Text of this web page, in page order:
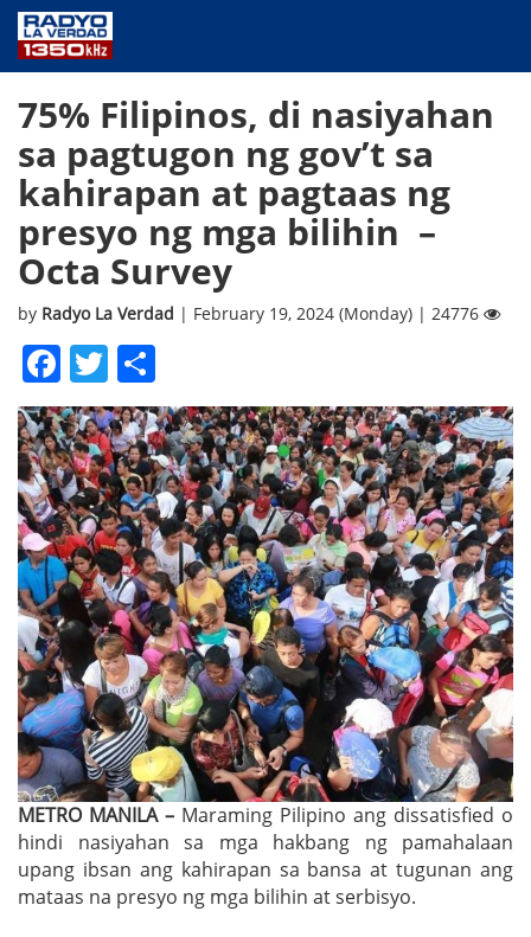
PUBLIC SERVICE
ANNOUNCEMENTS
PROGRAMS
ABOUT
CONTACT US
75% Filipinos, di nasiyahan
sa pagtugon ng gov’t sa
kahirapan at pagtaas ng
presyo ng mga bilihin –
Octa Survey
by Radyo La Verdad | February 19, 2024 (Monday) | 24776
Facebook
Twitter
METRO MANILA – Maraming Pilipino ang dissatisfied o
hindi nasiyahan sa mga hakbang ng pamahalaan
upang ibsan ang kahirapan sa bansa at tugunan ang
mataas na presyo ng mga bilihin at serbisyo.